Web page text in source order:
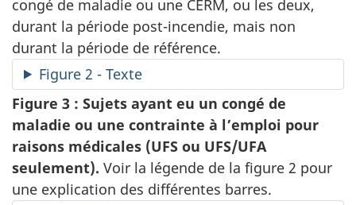
congé de maladie ou une CERM, ou les deux,
durant la période post-incendie, mais non
durant la période de référence.
Figure 2 - Texte
Figure 3 : Sujets ayant eu un congé de
maladie ou une contrainte à l’emploi pour
raisons médicales (UFS ou UFS/UFA
seulement). Voir la légende de la figure 2 pour
une explication des différentes barres.